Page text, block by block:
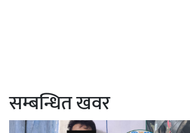
सम्बन्धित खवर